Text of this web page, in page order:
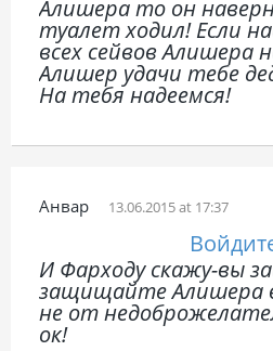
Алишера то он
туалет ходил! Если
всех сейвов Алишера
Алишер удачи тебе
На тебя надеемся!
Анвар 13.06.2015 at 17:37
И Фарходу скажу-вы
защищайте Алишера
не от
ок!